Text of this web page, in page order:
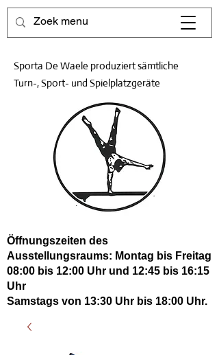
Sporta De Waele produziert sämtliche
Turn-, Sport- und Spielplatzgeräte
Öffnungszeiten des
Ausstellungsraums: Montag bis Freitag
08:00 bis 12:00 Uhr und 12:45 bis 16:15
Uhr
Samstags von 13:30 Uhr bis 18:00 Uhr.